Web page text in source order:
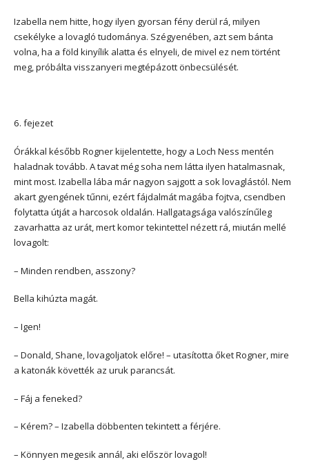
Izabella nem hitte, hogy ilyen gyorsan fény derül rá, milyen
csekélyke a lovagló tudománya. Szégyenében, azt sem bánta
volna, ha a föld kinyílik alatta és elnyeli, de mivel ez nem történt
meg, próbálta visszanyeri megtépázott önbecsülését.
6. fejezet
Órákkal később Rogner kijelentette, hogy a Loch Ness mentén
haladnak tovább. A tavat még soha nem látta ilyen hatalmasnak,
mint most. Izabella lába már nagyon sajgott a sok lovaglástól. Nem
akart gyengének tűnni, ezért fájdalmát magába fojtva, csendben
folytatta útját a harcosok oldalán. Hallgatagsága valószínűleg
zavarhatta az urát, mert komor tekintettel nézett rá, miután mellé
lovagolt:
– Minden rendben, asszony?
Bella kihúzta magát.
– Igen!
– Donald, Shane, lovagoljatok előre! – utasította őket Rogner, mire
a katonák követték az uruk parancsát.
– Fáj a feneked?
– Kérem? – Izabella döbbenten tekintett a férjére.
– Könnyen megesik annál, aki először lovagol!